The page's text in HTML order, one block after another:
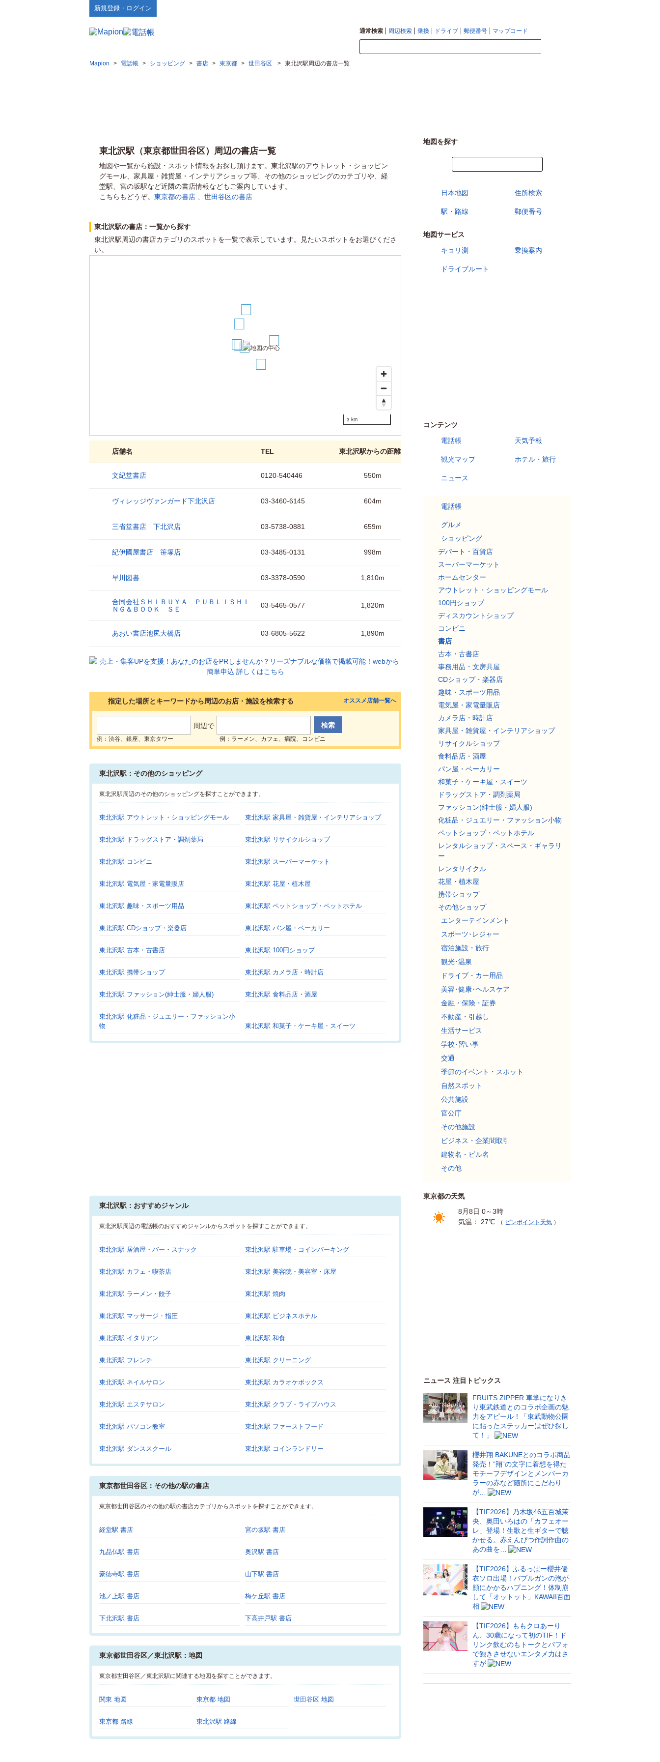
新規登録・ログイン
通常検索 周辺検索 乗換 ドライブ 郵便番号 マップコード
Mapion > 電話帳 > ショッピング > 書店 > 東京都 > 世田谷区 > 東北沢駅周辺の書店一覧
東北沢駅（東京都世田谷区）周辺の書店一覧
地図や一覧から施設・スポット情報をお探し頂けます。東北沢駅のアウトレット・ショッピン
グモール、家具屋・雑貨屋・インテリアショップ等、その他のショッピングのカテゴリや、経
堂駅、宮の坂駅など近隣の書店情報などもご案内しています。
こちらもどうぞ。 東京都の書店 世田谷区の書店
東北沢駅の書店：一覧から探す
東北沢駅周辺の書店カテゴリのスポットを一覧で表示しています。見たいスポットをお選びくださ
い。
1
2
3 km
店舗名 TEL 東北沢駅からの距離
文紀堂書店 0120-540446 550m
ヴィレッジヴァンガード下北沢店 03-3460-6145 604m
三省堂書店 下北沢店 03-5738-0881 659m
紀伊國屋書店 笹塚店 03-3485-0131 998m
早川図書 03-3378-0590 1,810m
合同会社ＳＨＩＢＵＹＡ ＰＵＢＬＩＳＨＩ
ＮＧ＆ＢＯＯＫ ＳＥ
03-5465-0577 1,820m
あおい書店池尻大橋店 03-6805-5622 1,890m
指定した場所とキーワードから周辺のお店・施設を検索する
周辺で
例：渋谷、銀座、東京タワー 例：ラーメン、カフェ、病院、コンビニ
オススメ店舗一覧へ
東北沢駅：その他のショッピング
東北沢駅周辺のその他のショッピングを探すことができます。
東北沢駅 アウトレット・ショッピングモール 東北沢駅 家具屋・雑貨屋・インテリアショップ
東北沢駅 ドラッグストア・調剤薬局 東北沢駅 リサイクルショップ
東北沢駅 コンビニ 東北沢駅 スーパーマーケット
東北沢駅 電気屋・家電量販店 東北沢駅 花屋・植木屋
東北沢駅 趣味・スポーツ用品 東北沢駅 ペットショップ・ペットホテル
東北沢駅 CDショップ・楽器店 東北沢駅 パン屋・ベーカリー
東北沢駅 古本・古書店 東北沢駅 100円ショップ
東北沢駅 携帯ショップ 東北沢駅 カメラ店・時計店
東北沢駅 ファッション(紳士服・婦人服) 東北沢駅 食料品店・酒屋
東北沢駅 化粧品・ジュエリー・ファッション小
物
東北沢駅 和菓子・ケーキ屋・スイーツ
東北沢駅：おすすめジャンル
東北沢駅周辺の電話帳のおすすめジャンルからスポットを探すことができます。
東北沢駅 居酒屋・バー・スナック 東北沢駅 駐車場・コインパーキング
東北沢駅 カフェ・喫茶店 東北沢駅 美容院・美容室・床屋
東北沢駅 ラーメン・餃子 東北沢駅 焼肉
東北沢駅 マッサージ・指圧 東北沢駅 ビジネスホテル
東北沢駅 イタリアン 東北沢駅 和食
東北沢駅 フレンチ 東北沢駅 クリーニング
東北沢駅 ネイルサロン 東北沢駅 カラオケボックス
東北沢駅 エステサロン 東北沢駅 クラブ・ライブハウス
東北沢駅 パソコン教室 東北沢駅 ファーストフード
東北沢駅 ダンススクール 東北沢駅 コインランドリー
東京都世田谷区：その他の駅の書店
東京都世田谷区のその他の駅の書店カテゴリからスポットを探すことができます。
経堂駅 書店 宮の坂駅 書店
九品仏駅 書店 奥沢駅 書店
豪徳寺駅 書店 山下駅 書店
池ノ上駅 書店 梅ケ丘駅 書店
下北沢駅 書店 下高井戸駅 書店
東京都世田谷区／東北沢駅：地図
東京都世田谷区／東北沢駅に関連する地図を探すことができます。
関東 地図 東京都 地図 世田谷区 地図
東京都 路線 東北沢駅 路線
地図を探す
日本地図 住所検索
駅・路線 郵便番号
地図サービス
キョリ測
乗換案内
ドライブルート
コンテンツ
電話帳
天気予報
観光マップ ホテル・旅行
ニュース
電話帳
グルメ
ショッピング
デパート・百貨店
スーパーマーケット
ホームセンター
アウトレット・ショッピングモール
100円ショップ
ディスカウントショップ
コンビニ
書店
古本・古書店
事務用品・文房具屋
CDショップ・楽器店
趣味・スポーツ用品
電気屋・家電量販店
カメラ店・時計店
家具屋・雑貨屋・インテリアショップ
リサイクルショップ
食料品店・酒屋
パン屋・ベーカリー
和菓子・ケーキ屋・スイーツ
ドラッグストア・調剤薬局
ファッション(紳士服・婦人服)
化粧品・ジュエリー・ファッション小物
ペットショップ・ペットホテル
レンタルショップ・スペース・ギャラリ
ー
レンタサイクル
花屋・植木屋
携帯ショップ
その他ショップ
エンターテインメント
スポーツ･レジャー
宿泊施設・旅行
観光･温泉
ドライブ・カー用品
美容･健康･ヘルスケア
金融・保険・証券
不動産・引越し
生活サービス
学校･習い事
交通
季節のイベント・スポット
自然スポット
公共施設
官公庁
その他施設
ビジネス・企業間取引
建物名・ビル名
その他
東京都の天気
8月8日 0～3時
気温： 27℃
（ ピンポイント天気 ）
ニュース 注目トピックス
FRUITS ZIPPER 車掌になりき
り東武鉄道とのコラボ企画の魅
力をアピール！「東武動物公園
に貼ったステッカーはぜひ探し
て！」
櫻井翔 BAKUNEとのコラボ商品
発売！“翔”の文字に着想を得た
モチーフデザインとメンバーカ
ラーの赤など随所にこだわり
が…
【TIF2026】乃木坂46五百城茉
央、奥田いろはの「カフェオー
レ」登場！生歌と生ギターで聴
かせる。赤えんぴつ作詞作曲の
あの曲を…
【TIF2026】ふるっぱー櫻井優
衣ソロ出場！バブルガンの泡が
顔にかかるハプニング！体制崩
して「オットット」KAWAII百面
相
【TIF2026】ももクロあーり
ん、30歳になって初のTIF！ド
リンク飲むのもトークとパフォ
で飽きさせないエンタメ力はさ
すが